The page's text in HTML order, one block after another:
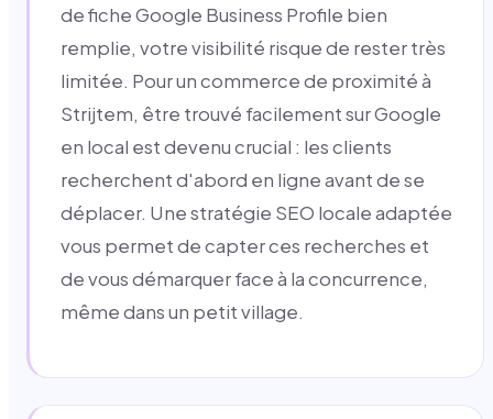
de fiche Google Business Profile bien
remplie, votre visibilité risque de rester très
limitée. Pour un commerce de proximité à
Strijtem, être trouvé facilement sur Google
en local est devenu crucial : les clients
recherchent d'abord en ligne avant de se
déplacer. Une stratégie SEO locale adaptée
vous permet de capter ces recherches et
de vous démarquer face à la concurrence,
même dans un petit village.